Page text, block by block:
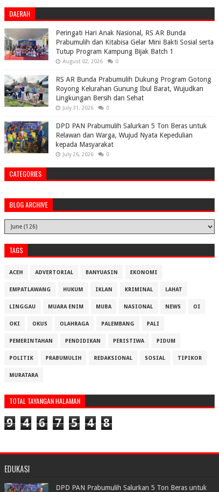
DAERAH
Peringati Hari Anak Nasional, RS AR Bunda
Prabumulih dan Kitabisa Gelar Mini Bakti Sosial serta
Tutup Program Kampung Bijak Batch 1
August 02, 2026 0
RS AR Bunda Prabumulih Dukung Program Gotong
Royong Kelurahan Gunung Ibul Barat, Wujudkan
Lingkungan Bersih dan Sehat
July 31, 2026 0
DPD PAN Prabumulih Salurkan 5 Ton Beras untuk
Relawan dan Warga, Wujud Nyata Kepedulian
kepada Masyarakat
July 26, 2026 0
CATEGORIES
BLOG ARCHIVE
TAGS
ACEH ADVERTORIAL BANYUASIN EKONOMI
EMPATLAWANG HUKUM IKLAN KRIMINAL LAHAT
LINGGAU MUARA ENIM MUBA NASIONAL NEWS OI
OKI OKUS OLAHRAGA PALEMBANG PALI
PEMERINTAHAN PENDIDIKAN PERISTIWA PIDUM
POLITIK PRABUMULIH REDAKSIONAL SOSIAL TIPIKOR
MURATARA
TOTAL TAYANGAN HALAMAN
9 4 6 7 5 4 8
EDUKASI
DPD PAN Prabumulih Salurkan 5 Ton Beras untuk